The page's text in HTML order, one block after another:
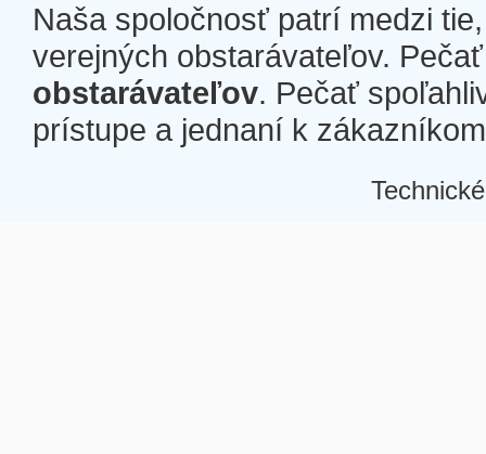
Naša spoločnosť patrí medzi
verejných obstarávateľov.
obstarávateľov. Pečať
prístupe a jednaní k